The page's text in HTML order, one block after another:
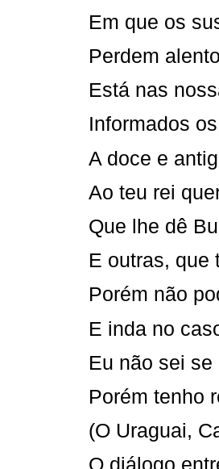
Em que os
Perdem
Está nas
Informados
A doce e
Ao teu rei
Que lhe dê
E outras, que
Porém não
E inda no
Eu não sei
Porém tenho
(O Uraguai,
O diálogo